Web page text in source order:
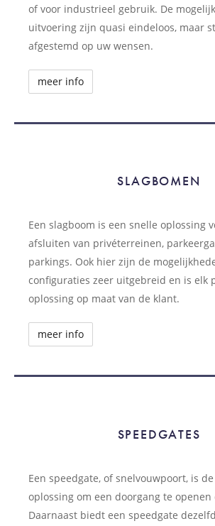
of voor industrieel gebruik. De
uitvoering zijn quasi eindeloos, maar
afgestemd op uw wensen.
meer info
SLAGBOMEN
Een slagboom is een snelle oplossing
afsluiten van privéterreinen,
parkings. Ook hier zijn de
configuraties zeer uitgebreid en is elk
oplossing op maat van de klant.
meer info
SPEEDGATES
Een speedgate, of snelvouwpoort, is
oplossing om een doorgang te
Daarnaast biedt een speedgate